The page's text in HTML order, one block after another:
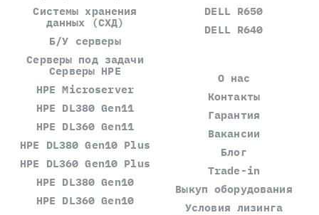
Системы хранения
данных (СХД)
Б/У серверы
Серверы под задачи
DELL R650
DELL R640
Серверы HPE
HPE Microserver
HPE DL380 Gen11
HPE DL360 Gen11
HPE DL380 Gen10 Plus
HPE DL360 Gen10 Plus
HPE DL380 Gen10
HPE DL360 Gen10
О нас
Контакты
Гарантия
Вакансии
Блог
Trade-in
Выкуп оборудования
Условия лизинга